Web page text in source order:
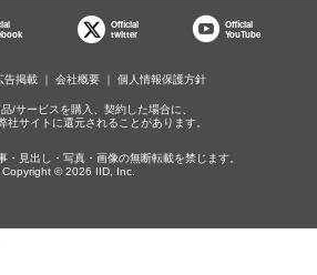
Official
twitter
Official
YouTube
告掲載 会社概要 個人情報保護方針
/サービスを購入、契約した場合に、
社サイトに還元されることがあります。
・見出し・写真・画像の無断転載を禁じます。
Copyright © 2026 IID, Inc.